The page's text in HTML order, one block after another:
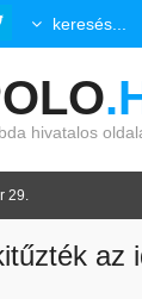
hivatalos
29.
az